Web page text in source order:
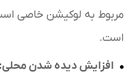
مربوط به لوکیشن خاصی
است.
افزایش دیده شدن محلی: